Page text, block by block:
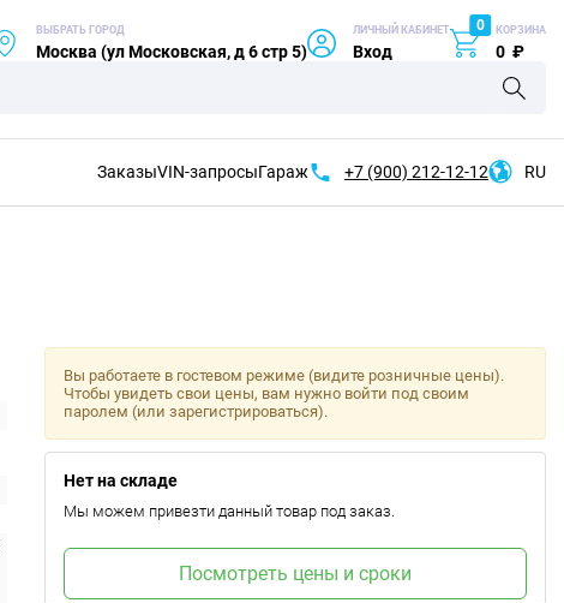
ВЫБРАТЬ ГОРОД
Москва (ул Московская, д 6 стр 5)
ЛИЧНЫЙ КАБИНЕТ
Вход
0 КОРЗИНА
0 ₽
ЗаказыVIN-запросыГараж +7 (900) 212-12-12 RU
Вы работаете в гостевом режиме (видите розничные цены).
Чтобы увидеть свои цены, вам нужно войти под своим
паролем (или зарегистрироваться).
Нет на складе
Мы можем привезти данный товар под заказ.
Посмотреть цены и сроки